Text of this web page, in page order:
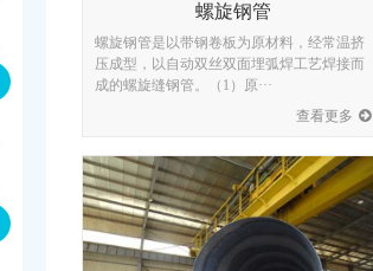
螺旋钢管
螺旋钢管是以带钢卷板为原材料，经常温挤
压成型，以自动双丝双面埋弧焊工艺焊接而
成的螺旋缝钢管。（1）原···
查看更多